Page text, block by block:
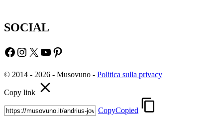
SOCIAL
Facebook
Instagram
X YouTube
Pinterest
© 2014 - 2026 - Musovuno - Politica sulla privacy
Copy link
CopyCopied